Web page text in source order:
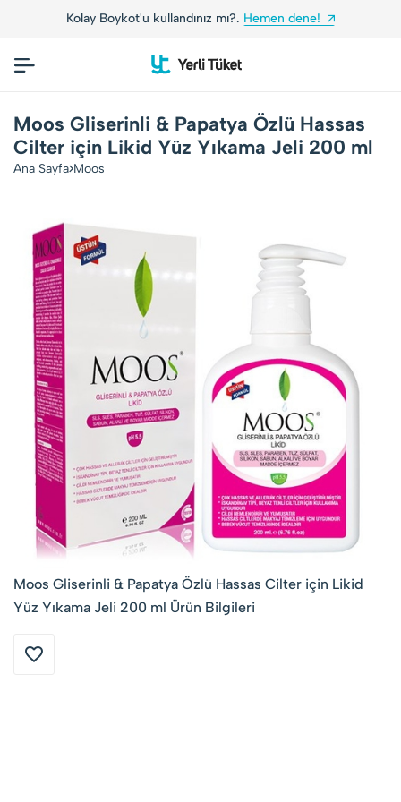
Boykot'u kullandınız mı?.Hemen dene!
Moos Gliserinli & Papatya Özlü Hassas
Cilter için Likid Yüz Yıkama Jeli 200 ml
Ana Sayfa Moos
Moos Gliserinli & Papatya Özlü Hassas Cilter için Likid
Yüz Yıkama Jeli 200 ml Ürün Bilgileri